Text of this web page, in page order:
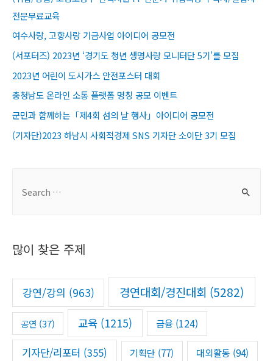
전문무료교육​
여수사랑, 고향사랑 기금사업 아이디어 공모전
(서포터즈) 2023년 ‘경기도 청년 생명사랑 모니터단 5기’를 모집
2023년 어린이 도시가스 안전포스터 대회
충청남도 온라인 소통 플랫폼 명칭 공모 이벤트
군민과 함께하는「제4회 섬의 날 행사」아이디어 공모전
(기자단)2023 하남시 사회적경제 SNS 기자단 소이단 3기 모집
c
f
:
많이 찾은 주제
강연/강의 (963) 경연대회/경진대회 (5282)
공연 (37) 교육(1215) 금융(124)
기자단/리포터 (355) 기획단 (77) 대외활동 (94)